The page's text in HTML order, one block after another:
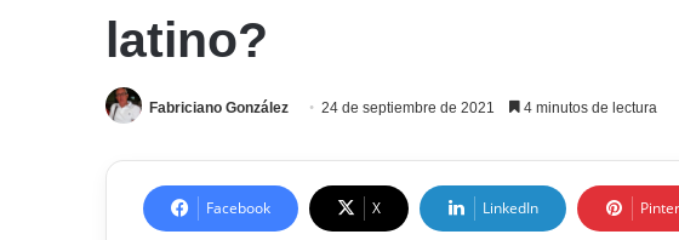
latino?
Fabriciano González 24 de septiembre de 2021 4 minutos de lectura
Facebook X LinkedIn